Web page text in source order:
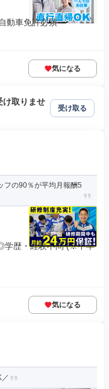
動車免許必須
気になる
け取りませ
受け取る
フの90％が平均月報酬5
学歴・経験不問 (※中卒
気になる